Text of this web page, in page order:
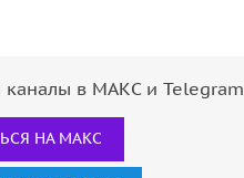
в МАКС и Telegram
НА МАКС